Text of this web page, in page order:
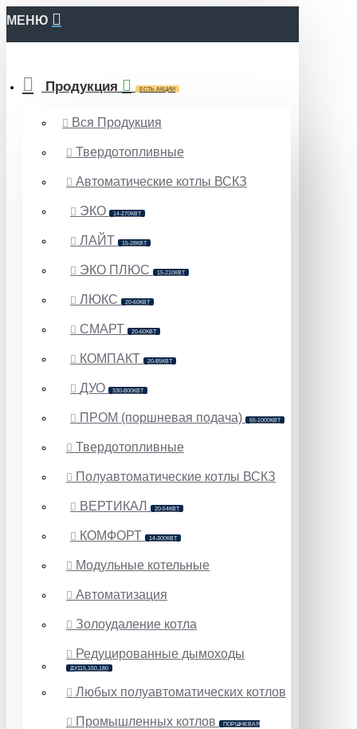
МЕНЮ
Продукция ЕСТЬ АКЦИИ
Вся Продукция
Твердотопливные
Автоматические котлы ВСКЗ
ЭКО 14-270КВТ
ЛАЙТ 15-28КВТ
ЭКО ПЛЮС 15-210КВТ
ЛЮКС 20-60КВТ
СМАРТ 20-60КВТ
КОМПАКТ 20-85КВТ
ДУО 330-800КВТ
ПРОМ (поршневая подача) 65-1000КВТ
Твердотопливные
Полуавтоматические котлы ВСКЗ
ВЕРТИКАЛ 20-54КВТ
КОМФОРТ 14-300КВТ
Модульные котельные
Автоматизация
Золоудаление котла
Редуцированные дымоходы
ДУ115,150,180
Любых полуавтоматических котлов
Промышленных котлов ПОРШНЕВАЯ